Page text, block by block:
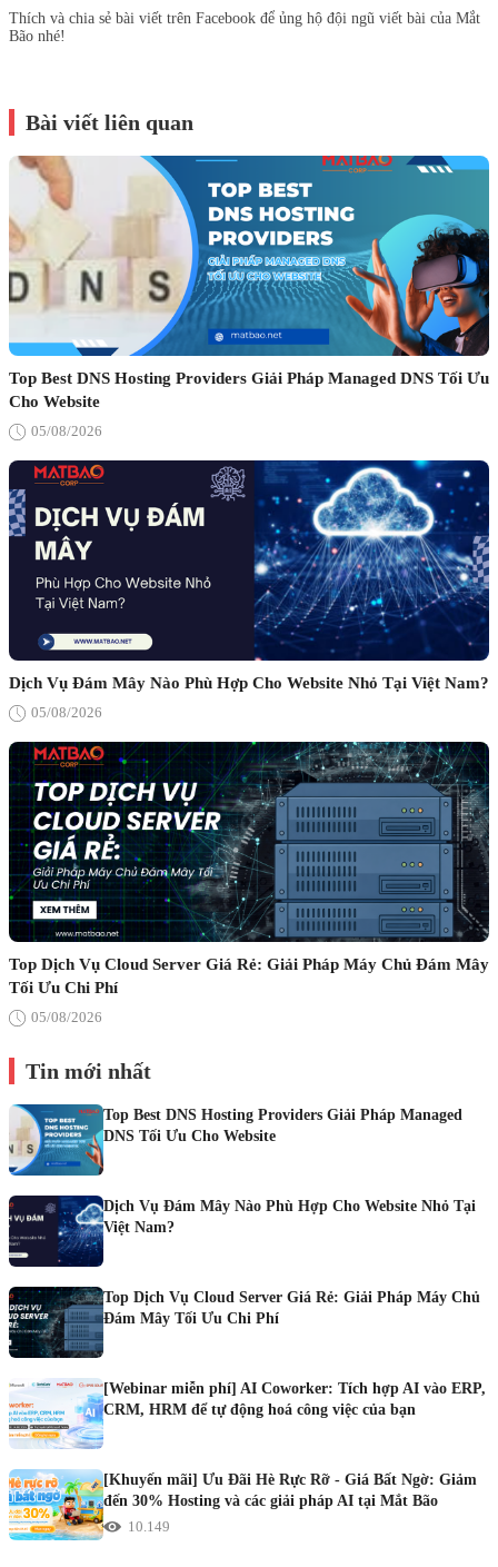
Thích và chia sẻ bài viết trên Facebook để ủng hộ đội ngũ viết bài của Mắt
Bão nhé!
Bài viết liên quan
Top Best DNS Hosting Providers Giải Pháp Managed DNS Tối Ưu
Cho Website
05/08/2026
Dịch Vụ Đám Mây Nào Phù Hợp Cho Website Nhỏ Tại Việt Nam?
05/08/2026
Top Dịch Vụ Cloud Server Giá Rẻ: Giải Pháp Máy Chủ Đám Mây
Tối Ưu Chi Phí
05/08/2026
Tin mới nhất
Top Best DNS Hosting Providers Giải Pháp Managed
DNS Tối Ưu Cho Website
Dịch Vụ Đám Mây Nào Phù Hợp Cho Website Nhỏ Tại
Việt Nam?
Top Dịch Vụ Cloud Server Giá Rẻ: Giải Pháp Máy Chủ
Đám Mây Tối Ưu Chi Phí
[Webinar miễn phí] AI Coworker: Tích hợp AI vào ERP,
CRM, HRM để tự động hoá công việc của bạn
[Khuyến mãi] Ưu Đãi Hè Rực Rỡ - Giá Bất Ngờ: Giảm
đến 30% Hosting và các giải pháp AI tại Mắt Bão
10.149